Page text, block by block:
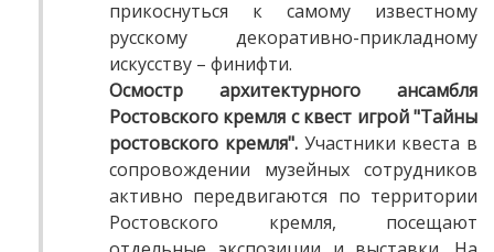
прикоснуться к самому известному
русскому декоративно-прикладному
искусству – финифти.
Осмостр архитектурного ансамбля
Ростовского кремля с квест игрой "Тайны
ростовского кремля".Участники квеста в
сопровождении музейных сотрудников
активно передвигаются по территории
Ростовского кремля, посещают